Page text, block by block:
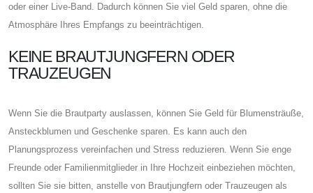
oder einer Live-Band. Dadurch können Sie viel Geld sparen, ohne die
Atmosphäre Ihres Empfangs zu beeinträchtigen.
KEINE BRAUTJUNGFERN ODER
TRAUZEUGEN
Wenn Sie die Brautparty auslassen, können Sie Geld für Blumensträuße,
Ansteckblumen und Geschenke sparen. Es kann auch den
Planungsprozess vereinfachen und Stress reduzieren. Wenn Sie enge
Freunde oder Familienmitglieder in Ihre Hochzeit einbeziehen möchten,
sollten Sie sie bitten, anstelle von Brautjungfern oder Trauzeugen als